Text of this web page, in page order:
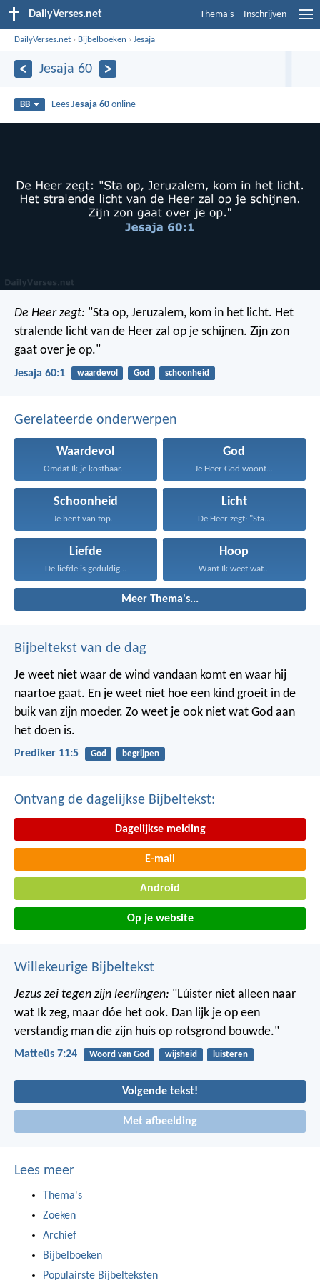
DailyVerses.net Thema's Inschrijven
DailyVerses.net › Bijbelboeken ›Jesaja
Jesaja 60
BB LeesJesaja 60 online
De Heer zegt: "Sta op, Jeruzalem, kom in het licht. Het
stralende licht van de Heer zal op je schijnen. Zijn zon
gaat over je op."
Jesaja 60:1 waardevol God schoonheid
Gerelateerde onderwerpen
Waardevol
Omdat Ik je kostbaar...
God
Je Heer God woont...
Schoonheid
Je bent van top...
Licht
De Heer zegt: "Sta...
Liefde
De liefde is geduldig...
Hoop
Want Ik weet wat...
Meer Thema's...
Bijbeltekst van de dag
Je weet niet waar de wind vandaan komt en waar hij
naartoe gaat. En je weet niet hoe een kind groeit in de
buik van zijn moeder. Zo weet je ook niet wat God aan
het doen is.
Prediker 11:5 God begrijpen
Ontvang de dagelijkse Bijbeltekst:
Dagelijkse melding
E-mail
Android
Op je website
Willekeurige Bijbeltekst
Jezus zei tegen zijn leerlingen: "Lúister niet alleen naar
wat Ik zeg, maar dóe het ook. Dan lijk je op een
verstandig man die zijn huis op rotsgrond bouwde."
Matteüs 7:24 Woord van God wijsheid luisteren
Volgende tekst!
Met afbeelding
Lees meer
Thema's
Zoeken
Archief
Bijbelboeken
Populairste Bijbelteksten